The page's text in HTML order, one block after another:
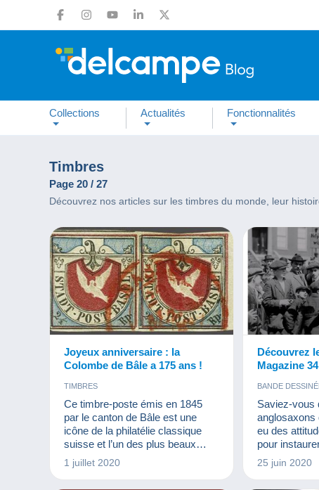
Collections Actualités Fonctionnalités
Timbres
Page 20 / 27
Découvrez nos articles sur les timbres du monde, leur
Joyeux anniversaire : la
Colombe de Bâle a 175 ans !
TIMBRES
Ce timbre-poste émis en 1845
par le canton de Bâle est une
icône de la philatélie classique
suisse et l’un des plus beaux
timbres parmi les premiers émis
au monde. Il a fait rêver des
1 juillet 2020
Découvrez
Magazine
BANDE
Saviez-vous
anglosaxons
eu des
pour
femmes ?
est à
25 juin 2020